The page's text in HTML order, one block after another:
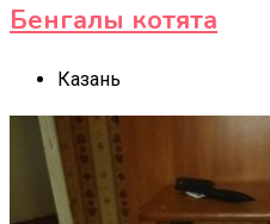
Бенгалы котята
Казань